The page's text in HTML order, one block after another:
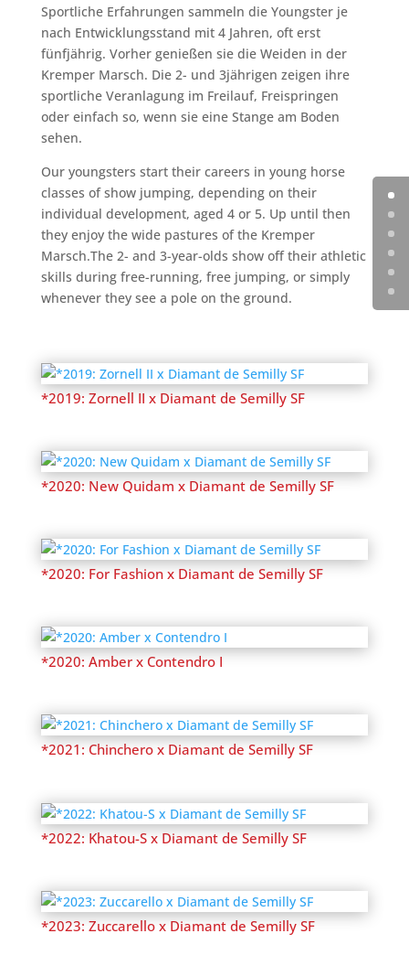
Sportliche Erfahrungen sammeln die Youngster je
nach Entwicklungsstand mit 4 Jahren, oft erst
fünfjährig. Vorher genießen sie die Weiden in der
Kremper Marsch. Die 2- und 3jährigen zeigen ihre
sportliche Veranlagung im Freilauf, Freispringen
oder einfach so, wenn sie eine Stange am Boden
sehen.
Our youngsters start their careers in young horse
classes of show jumping, depending on their
individual development, aged 4 or 5. Up until then
they enjoy the wide pastures of the Kremper
Marsch.The 2- and 3-year-olds show off their athletic
skills during free-running, free jumping, or simply
whenever they see a pole on the ground.
*2019: Zornell II x Diamant de Semilly SF
*2020: New Quidam x Diamant de Semilly SF
*2020: For Fashion x Diamant de Semilly SF
*2020: Amber x Contendro I
*2021: Chinchero x Diamant de Semilly SF
*2022: Khatou-S x Diamant de Semilly SF
*2023: Zuccarello x Diamant de Semilly SF